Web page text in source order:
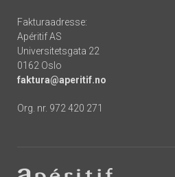
Fakturaadresse:
Apéritif AS
Universitetsgata 22
0162 Oslo
faktura@aperitif.no
Org. nr. 972 420 271